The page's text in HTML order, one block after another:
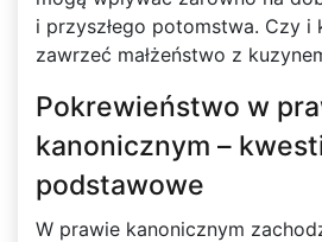
i przyszłego potomstwa. Czy i
zawrzeć małżeństwo z
Pokrewieństwo w
kanonicznym –
podstawowe
W prawie kanonicznym